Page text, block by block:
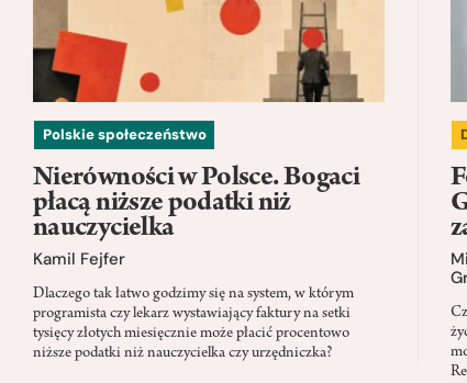
Polskie społeczeństwo
Nierówności w Polsce. Bogaci
płacą niższe podatki niż
nauczycielka
Kamil Fejfer
Dlaczego tak łatwo godzimy się na system, w którym
programista czy lekarz wystawiający faktury na setki
tysięcy złotych miesięcznie może płacić procentowo
niższe podatki niż nauczycielka czy urzędniczka?